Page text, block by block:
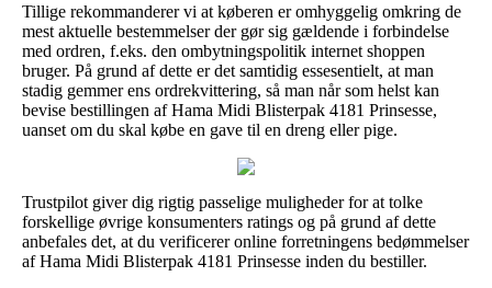
Tillige rekommanderer vi at køberen er omhyggelig omkring de
mest aktuelle bestemmelser der gør sig gældende i forbindelse
med ordren, f.eks. den ombytningspolitik internet shoppen
bruger. På grund af dette er det samtidig essesentielt, at man
stadig gemmer ens ordrekvittering, så man når som helst kan
bevise bestillingen af Hama Midi Blisterpak 4181 Prinsesse,
uanset om du skal købe en gave til en dreng eller pige.
Trustpilot giver dig rigtig passelige muligheder for at tolke
forskellige øvrige konsumenters ratings og på grund af dette
anbefales det, at du verificerer online forretningens bedømmelser
af Hama Midi Blisterpak 4181 Prinsesse inden du bestiller.